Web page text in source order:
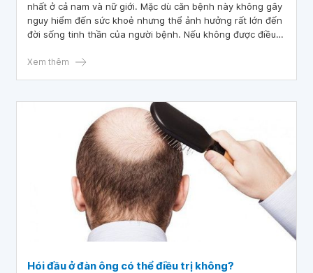
nhất ở cả nam và nữ giới. Mặc dù căn bệnh này không gây
nguy hiểm đến sức khoẻ nhưng thể ảnh hưởng rất lớn đến
đời sống tinh thần của người bệnh. Nếu không được điều
trọng hơn, thậm chí gây hói đầu vĩnh viễn.
Xem thêm
Hói đầu ở đàn ông có thể điều trị không?